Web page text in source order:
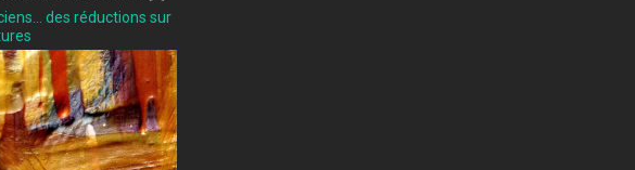
des réductions sur